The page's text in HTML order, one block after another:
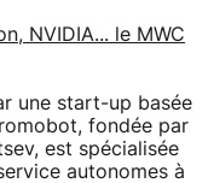
NVIDIA... le MWC
une start-up basée
fondée par
est spécialisée
autonomes à